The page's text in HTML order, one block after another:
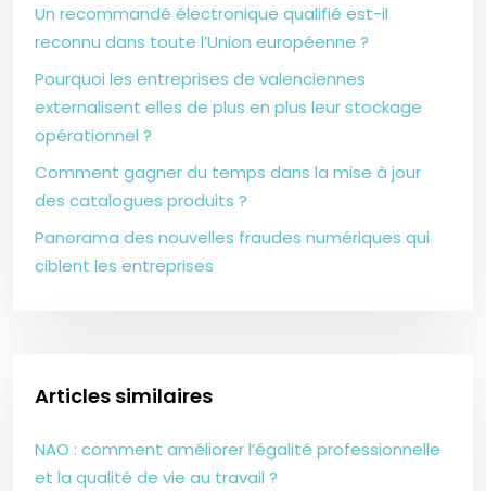
Un recommandé électronique qualifié est-il
reconnu dans toute l’Union européenne ?
Pourquoi les entreprises de valenciennes
externalisent elles de plus en plus leur stockage
opérationnel ?
Comment gagner du temps dans la mise à jour
des catalogues produits ?
Panorama des nouvelles fraudes numériques qui
ciblent les entreprises
Articles similaires
NAO : comment améliorer l’égalité professionnelle
et la qualité de vie au travail ?